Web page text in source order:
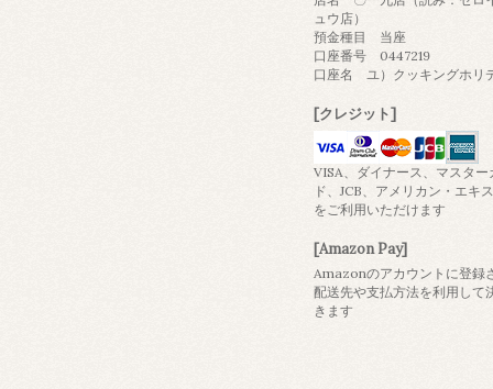
ュウ店）
預金種目 当座
口座番号 0447219
口座名 ユ）クッキングホリ
[クレジット]
VISA、ダイナース、マスター
ド、JCB、アメリカン・エキ
をご利用いただけます
[Amazon Pay]
Amazonのアカウントに登録
配送先や支払方法を利用して
きます